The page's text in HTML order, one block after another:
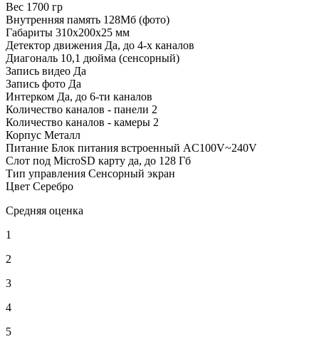
Вес 1700 гр
Внутренняя память 128Мб (фото)
Габариты 310х200х25 мм
Детектор движения Да, до 4-х каналов
Диагональ 10,1 дюйма (сенсорный)
Запись видео Да
Запись фото Да
Интерком Да, до 6-ти каналов
Количество каналов - панели 2
Количество каналов - камеры 2
Корпус Металл
Питание Блок питания встроенный AC100V~240V
Слот под MicroSD карту да, до 128 Гб
Тип управления Сенсорный экран
Цвет Серебро
Средняя оценка
1
2
3
4
5